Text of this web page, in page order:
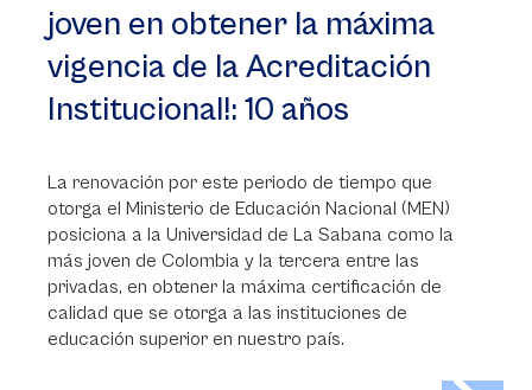
joven en obtener la máxima
vigencia de la Acreditación
Institucional!: 10 años
La renovación por este periodo de tiempo que
otorga el Ministerio de Educación Nacional (MEN)
posiciona a la Universidad de La Sabana como la
más joven de Colombia y la tercera entre las
privadas, en obtener la máxima certificación de
calidad que se otorga a las instituciones de
educación superior en nuestro país.